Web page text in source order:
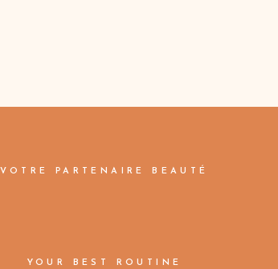
VOTRE PARTENAIRE BEAUTÉ
YOUR BEST ROUTINE